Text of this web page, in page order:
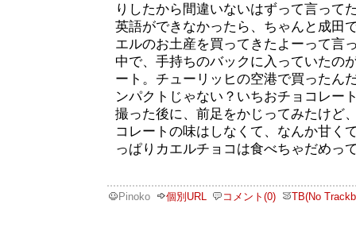
りしたから間違いないはずって言って
英語ができなかったら、ちゃんと成田
エルのお土産を買ってきたよーって言
中で、手持ちのバックに入っていたの
ート。チューリッヒの空港で買ったん
ンパクトじゃない？いちおチョコレー
撮った後に、前足をかじってみたけど
コレートの味はしなくて、なんか甘く
っぱりカエルチョコは食べちゃだめっ
Pinoko 個別URL コメント(0) TB(No